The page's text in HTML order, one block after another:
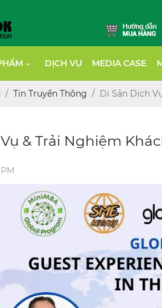
DỊCH VỤ MEDIA CASE
Tin Truyền Thông Di Sản Dịch
& Trải Nghiệm